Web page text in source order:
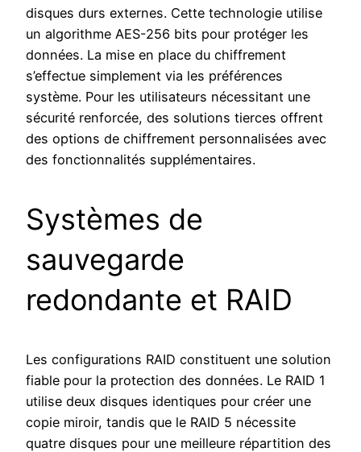
disques durs externes. Cette technologie utilise
un algorithme AES-256 bits pour protéger les
données. La mise en place du chiffrement
s’effectue simplement via les préférences
système. Pour les utilisateurs nécessitant une
sécurité renforcée, des solutions tierces offrent
des options de chiffrement personnalisées avec
des fonctionnalités supplémentaires.
Systèmes de
sauvegarde
redondante et RAID
Les configurations RAID constituent une solution
fiable pour la protection des données. Le RAID 1
utilise deux disques identiques pour créer une
copie miroir, tandis que le RAID 5 nécessite
quatre disques pour une meilleure répartition des